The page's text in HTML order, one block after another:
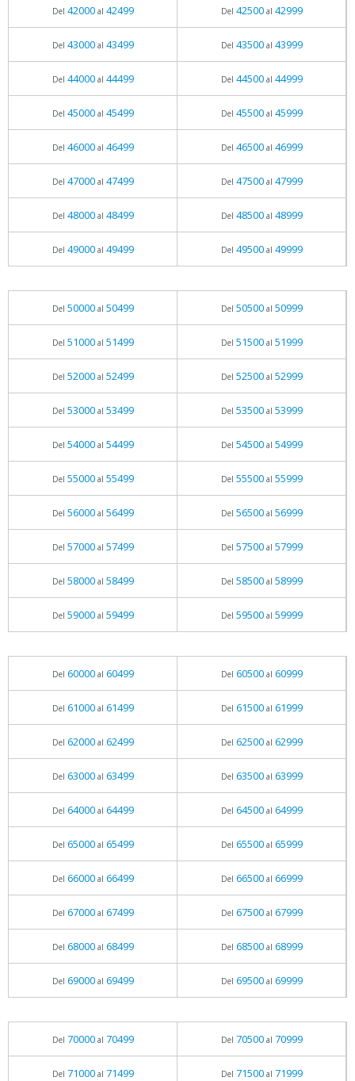
Del 42000al 42499 Del 42500al 42999
Del 43000al 43499 Del 43500al 43999
Del 44000al 44499 Del 44500al 44999
Del 45000al 45499 Del 45500al 45999
Del 46000al 46499 Del 46500al 46999
Del 47000al 47499 Del 47500al 47999
Del 48000al 48499 Del 48500al 48999
Del 49000al 49499 Del 49500al 49999
Del 50000al 50499 Del 50500al 50999
Del 51000al 51499 Del 51500al 51999
Del 52000al 52499 Del 52500al 52999
Del 53000al 53499 Del 53500al 53999
Del 54000al 54499 Del 54500al 54999
Del 55000al 55499 Del 55500al 55999
Del 56000al 56499 Del 56500al 56999
Del 57000al 57499 Del 57500al 57999
Del 58000al 58499 Del 58500al 58999
Del 59000al 59499 Del 59500al 59999
Del 60000al 60499 Del 60500al 60999
Del 61000al 61499 Del 61500al 61999
Del 62000al 62499 Del 62500al 62999
Del 63000al 63499 Del 63500al 63999
Del 64000al 64499 Del 64500al 64999
Del 65000al 65499 Del 65500al 65999
Del 66000al 66499 Del 66500al 66999
Del 67000al 67499 Del 67500al 67999
Del 68000al 68499 Del 68500al 68999
Del 69000al 69499 Del 69500al 69999
Del 70000al 70499 Del 70500al 70999
Del 71000al 71499 Del 71500al 71999